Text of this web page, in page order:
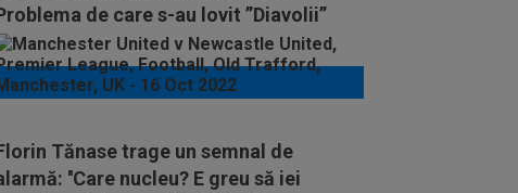
de care s-au lovit ”Diavolii”
Tănase trage un semnal de
''Care nucleu? E greu să iei